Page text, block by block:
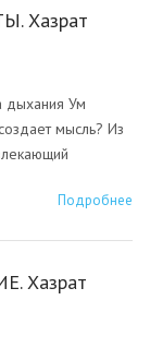
Хазрат
дыхания Ум
мысль? Из
Подробнее
Хазрат